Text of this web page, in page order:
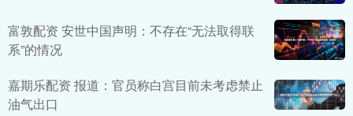
富敦配资 安世中国声明：不存在“无法取得联
系”的情况
嘉期乐配资 报道：官员称白宫目前未考虑禁止
油气出口